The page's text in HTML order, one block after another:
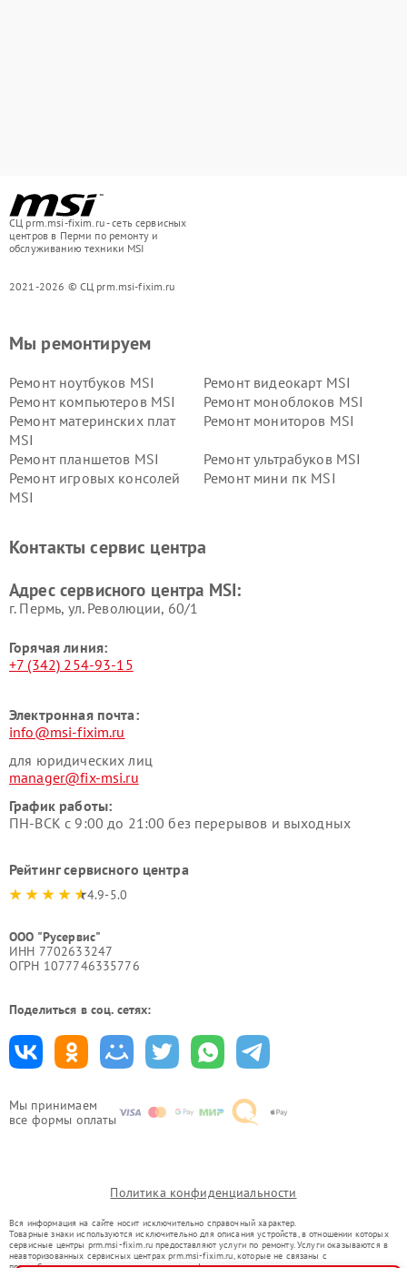
СЦ prm.msi-fixim.ru - сеть сервисных
центров в Перми по ремонту и
обслуживанию техники MSI
2021-2026 © СЦ prm.msi-fixim.ru
Мы принимаем
все формы оплаты
Мы ремонтируем
Ремонт ноутбуков MSI
Ремонт видеокарт MSI
Ремонт компьютеров MSI
Ремонт моноблоков MSI
Ремонт материнских плат
MSI
Ремонт мониторов MSI
Ремонт планшетов MSI
Ремонт ультрабуков MSI
Ремонт игровых консолей
MSI
Ремонт мини пк MSI
Контакты сервис центра
Адрес сервисного центра MSI:
г. Пермь, ул. ​Революции, 60/1
Горячая линия:
+7 (342) 254-93-15
Электронная почта:
info@msi-fixim.ru
для юридических лиц
manager@fix-msi.ru
График работы:
ПН-ВСК с 9:00 до 21:00 без перерывов и выходных
Рейтинг сервисного центра
4.9-5.0
ООО "Русервис"
ИНН 7702633247
ОГРН 1077746335776
Поделиться в соц. сетях:
Политика конфиденциальности
Вся информация на сайте носит исключительно справочный характер.
Товарные знаки используются исключительно для описания устройств, в отношении которых
сервисные центры prm.msi-fixim.ru предоставляют услуги по ремонту. Услуги оказываются в
неавторизованных сервисных центрах prm.msi-fixim.ru, которые не связаны с